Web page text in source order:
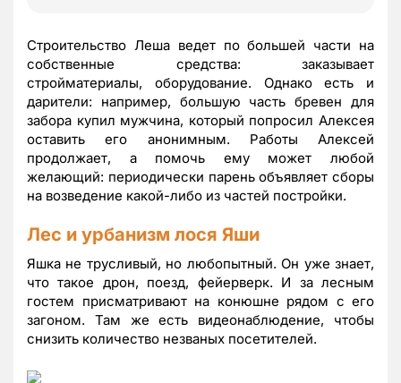
Строительство Леша ведет по большей части на
собственные средства: заказывает
стройматериалы, оборудование. Однако есть и
дарители: например, большую часть бревен для
забора купил мужчина, который попросил Алексея
оставить его анонимным. Работы Алексей
продолжает, а помочь ему может любой
желающий: периодически парень объявляет сборы
на возведение какой-либо из частей постройки.
Лес и урбанизм лося Яши
Яшка не трусливый, но любопытный. Он уже знает,
что такое дрон, поезд, фейерверк. И за лесным
гостем присматривают на конюшне рядом с его
загоном. Там же есть видеонаблюдение, чтобы
снизить количество незваных посетителей.